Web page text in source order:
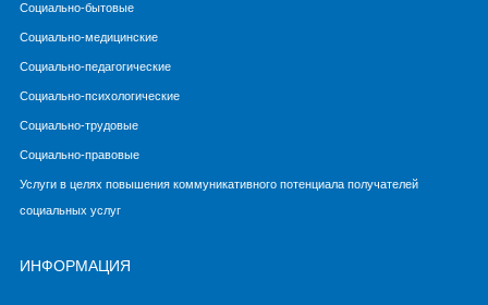
Социально-бытовые
Социально-медицинские
Социально-педагогические
Социально-психологические
Социально-трудовые
Социально-правовые
Услуги в целях повышения коммуникативного потенциала получателей
социальных услуг
ИНФОРМАЦИЯ